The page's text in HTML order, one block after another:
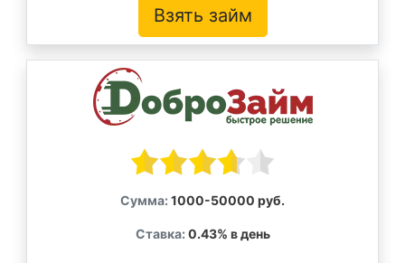
Взять займ
Сумма: 1000-50000 руб.
Ставка: 0.43% в день